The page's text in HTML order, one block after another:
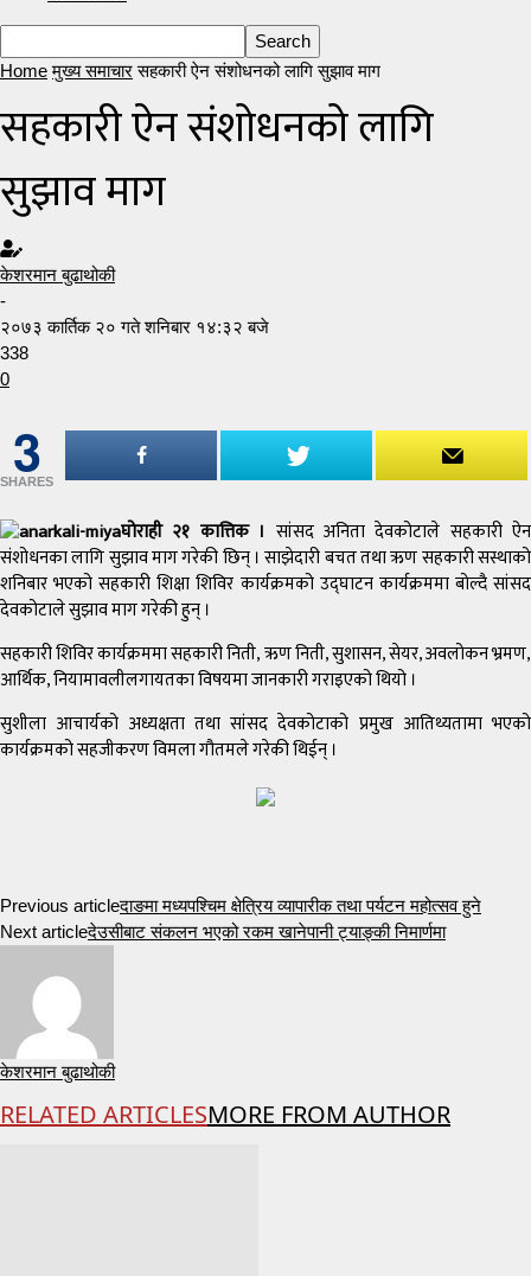
Home मुख्य समाचार सहकारी ऐन संशोधनको लागि सुझाव माग
सहकारी ऐन संशोधनको लागि
सुझाव माग
केशरमान बुढाथोकी
-
२०७३ कार्तिक २० गते शनिबार १४:३२ बजे
338
0
3
SHARES
घोराही २१ कात्तिक । सांसद अनिता देवकोटाले सहकारी ऐन
संशोधनका लागि सुझाव माग गरेकी छिन् । साझेदारी बचत तथा ऋण सहकारी सस्थाको
शनिबार भएको सहकारी शिक्षा शिविर कार्यक्रमको उद्घाटन कार्यक्रममा बोल्दै सांसद
देवकोटाले सुझाव माग गरेकी हुन् ।
सहकारी शिविर कार्यक्रममा सहकारी निती, ऋण निती, सुशासन, सेयर, अवलोकन भ्रमण,
आर्थिक, नियामावलीलगायतका विषयमा जानकारी गराइएको थियो ।
सुशीला आचार्यको अध्यक्षता तथा सांसद देवकोटाको प्रमुख आतिथ्यतामा भएको
कार्यक्रमको सहजीकरण विमला गौतमले गरेकी थिईन् ।
Previous articleदाङमा मध्यपश्चिम क्षेत्रिय व्यापारीक तथा पर्यटन महोत्सव हुने
Next articleदेउसीबाट संकलन भएको रकम खानेपानी ट्याङ्की निमार्णमा
केशरमान बुढाथोकी
RELATED ARTICLESMORE FROM AUTHOR